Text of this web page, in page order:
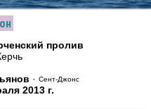
пролив
· Сент-Джонс
2013 г.